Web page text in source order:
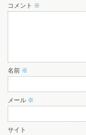
コメント ※
名前 ※
メール ※
サイト